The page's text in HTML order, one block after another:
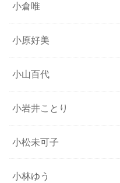
小倉唯
小原好美
小山百代
小岩井ことり
小松未可子
小林ゆう